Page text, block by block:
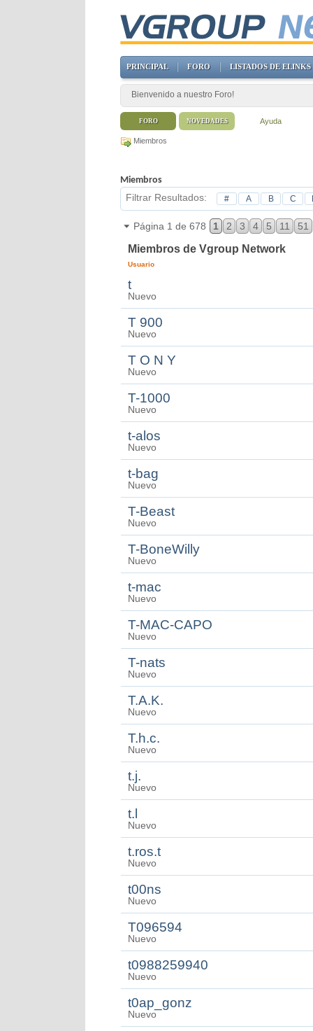
Miembros
Miembros
Filtrar Resultados # A B C
Página 1 de 678 1 2 3 4 5 11 51
Miembros de Vgroup Network
Usuario
t
Nuevo
T 900
Nuevo
T O N Y
Nuevo
T-1000
Nuevo
t-alos
Nuevo
t-bag
Nuevo
T-Beast
Nuevo
T-BoneWilly
Nuevo
t-mac
Nuevo
T-MAC-CAPO
Nuevo
T-nats
Nuevo
T.A.K.
Nuevo
T.h.c.
Nuevo
t.j.
Nuevo
t.l
Nuevo
t.ros.t
Nuevo
t00ns
Nuevo
T096594
Nuevo
t0988259940
Nuevo
t0ap_gonz
Nuevo
PRINCIPAL FORO LISTADOS DE ELINKS
Bienvenido a nuestro Foro!
FORO Ayuda
NOVEDADES